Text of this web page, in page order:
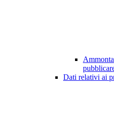
Dati relativi ai